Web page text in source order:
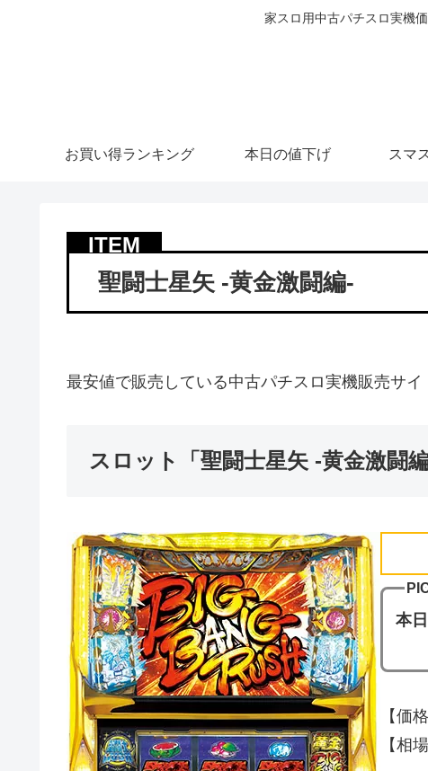
家スロ用中古パチスロ実機
お買い得ランキング 本日の値下げ スマ
聖闘士星矢 -黄金激闘編-
最安値で販売している中古パチスロ実機販売サイ
スロット「聖闘士星矢 -黄金激闘
本
【価
【相